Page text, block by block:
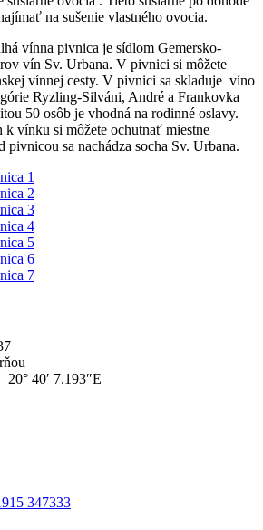
na sušenie vlastného ovocia.
vínna pivnica je sídlom Gemersko-
vín Sv. Urbana. V pivnici si môžete
vínnej cesty. V pivnici sa skladuje víno
Ryzling-Silváni, André a Frankovka
50 osôb je vhodná na rodinné oslavy.
k vínku si môžete ochutnať miestne
pivnicou sa nachádza socha Sv. Urbana.
20° 40′ 7.193″E
347333